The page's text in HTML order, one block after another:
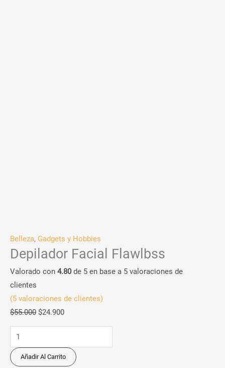
Belleza, Gadgets y Hobbies
Depilador Facial Flawlbss
Valorado con 4.80de 5 en base a 5 valoraciones de
clientes
(5 valoraciones de clientes)
$55.000 $24.900
Añadir Al Carrito